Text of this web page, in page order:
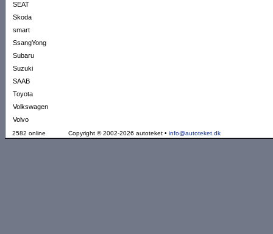
SEAT
Skoda
smart
SsangYong
Subaru
Suzuki
SAAB
Toyota
Volkswagen
Volvo
2582 online Copyright © 2002-2026 autoteket • info@autoteket.dk